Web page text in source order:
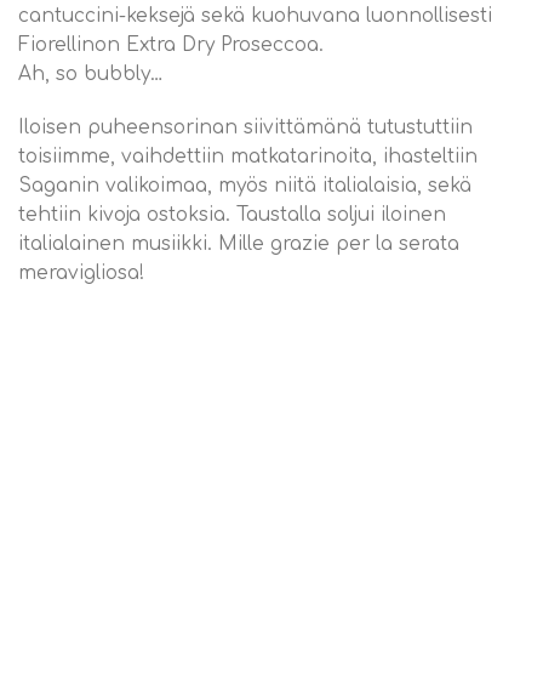
cantuccini-keksejä sekä kuohuvana luonnollisesti
Fiorellinon Extra Dry Proseccoa.
Ah, so bubbly…
Iloisen puheensorinan siivittämänä tutustuttiin
toisiimme, vaihdettiin matkatarinoita, ihasteltiin
Saganin valikoimaa, myös niitä italialaisia, sekä
tehtiin kivoja ostoksia. Taustalla soljui iloinen
italialainen musiikki. Mille grazie per la serata
meravigliosa!